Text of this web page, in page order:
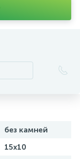
без камней
15х10